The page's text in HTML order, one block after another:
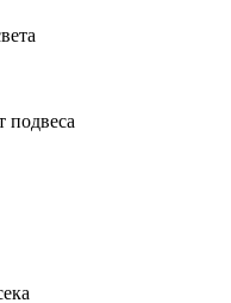
подвеса